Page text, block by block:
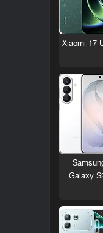
Xiaomi 17
Galaxy